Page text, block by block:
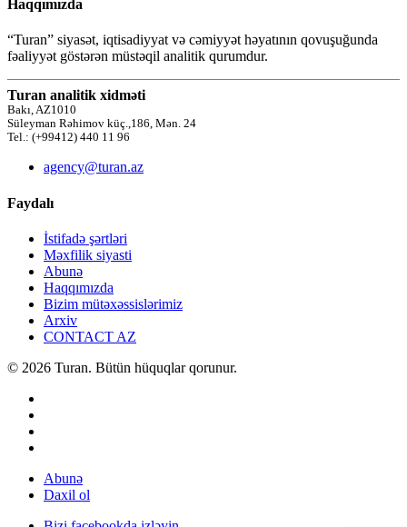
Haqqımızda
“Turan” siyasət, iqtisadiyyat və cəmiyyət həyatının qovuşuğunda
fəaliyyət göstərən müstəqil analitik qurumdur.
Turan analitik xidməti
Bakı, AZ1010
Süleyman Rəhimov küç.,186, Mən. 24
Tel.: (+99412) 440 11 96
agency@turan.az
Faydalı
İstifadə şərtləri
Məxfilik siyasti
Abunə
Haqqımızda
Bizim mütəxəssislərimiz
Arxiv
CONTACT AZ
© 2026 Turan. Bütün hüquqlar qorunur.
Abunə
Daxil ol